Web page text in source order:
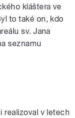
kláštera ve
to také on, kdo
sv. Jana
seznamu
realizoval v letech